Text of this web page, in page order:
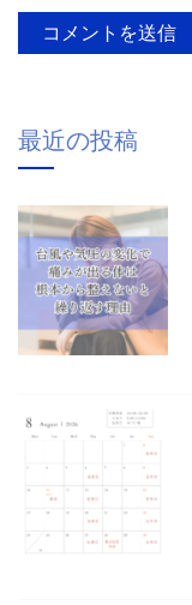
最近の投稿